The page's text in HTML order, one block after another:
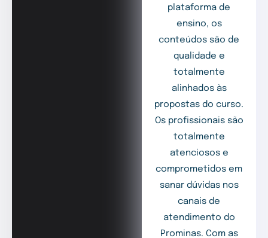
plataforma de
ensino, os
conteúdos são de
qualidade e
totalmente
alinhados às
propostas do curso.
Os profissionais são
totalmente
atenciosos e
comprometidos em
sanar dúvidas nos
canais de
atendimento do
Prominas. Com as